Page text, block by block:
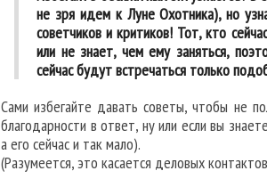
не зря идем к Луне Охотника), но
советчиков и критиков! Тот, кто
или не знает, чем ему заняться,
сейчас будут встречаться только
Сами избегайте давать советы, чтобы не
благодарности в ответ, ну или если вы
а его сейчас и так мало).
(Разумеется, это касается деловых